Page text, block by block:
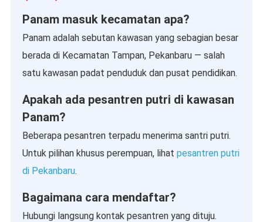
Panam masuk kecamatan apa?
Panam adalah sebutan kawasan yang sebagian besar
berada di Kecamatan Tampan, Pekanbaru — salah
satu kawasan padat penduduk dan pusat pendidikan.
Apakah ada pesantren putri di kawasan
Panam?
Beberapa pesantren terpadu menerima santri putri.
Untuk pilihan khusus perempuan, lihat pesantren putri
di Pekanbaru.
Bagaimana cara mendaftar?
Hubungi langsung kontak pesantren yang dituju.